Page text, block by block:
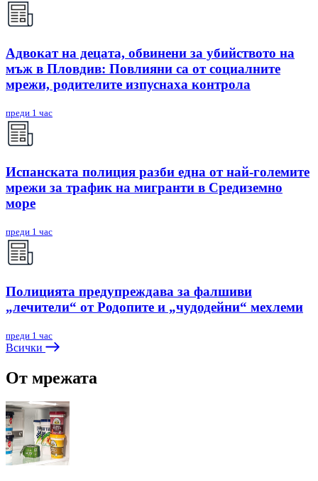
Адвокат на децата, обвинени за убийството на
мъж в Пловдив: Повлияни са от социалните
мрежи, родителите изпуснаха контрола
преди 1 час
Испанската полиция разби една от най-големите
мрежи за трафик на мигранти в Средиземно
море
преди 1 час
Полицията предупреждава за фалшиви
„лечители“ от Родопите и „чудодейни“ мехлеми
преди 1 час
Всички
От мрежата